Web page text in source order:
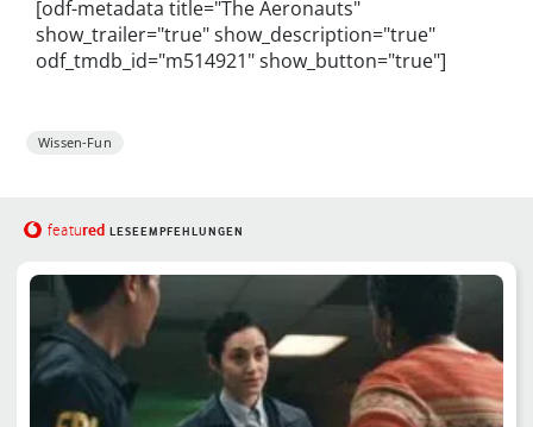
[odf-metadata title="The Aeronauts"
show_trailer="true" show_description="true"
odf_tmdb_id="m514921" show_button="true"]
Wissen-Fun
featured LESEEMPFEHLUNGEN